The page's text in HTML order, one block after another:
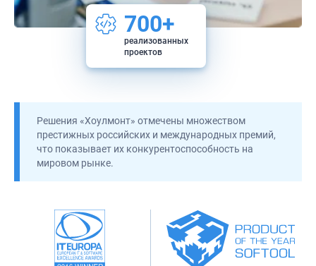
700+
реализованных
проектов
Решения «Хоулмонт» отмечены множеством
престижных российских и международных премий,
что показывает их конкурентоспособность на
мировом рынке.